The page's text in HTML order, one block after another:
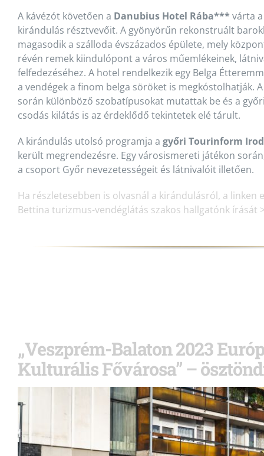
A kávézót követően a Danubius Hotel Rába*** várta
kirándulás résztvevőit. A gyönyörűn rekonstruált
magasodik a szálloda évszázados épülete, mely
révén remek kiindulópont a város műemlékeinek,
felfedezéséhez. A hotel rendelkezik egy Belga
a vendégek a finom belga söröket is megkóstolhatják.
során különböző szobatípusokat mutattak be és a
csodás kilátás is az érdeklődő tekintetek elé tárult.
A kirándulás utolsó programja a győri Tourinform
került megrendezésre. Egy városismereti játékon
a csoport Győr nevezetességeit és látnivalóit illetően.
Ha részletesebben is olvasnál a kirándulásról, a linken
Bettina turizmus-vendéglátás szakos hallgatónk írását
„Veszprém-Balaton 2023
Kulturális Fővárosa” –